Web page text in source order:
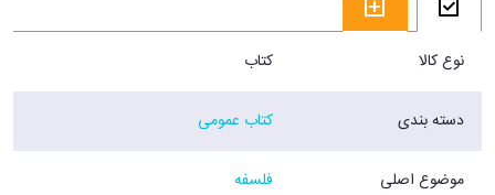
نوع کالا کتاب
دسته بندی کتاب عمومی
موضوع اصلی فلسفه